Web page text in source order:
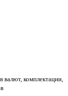
валют, комплектации,